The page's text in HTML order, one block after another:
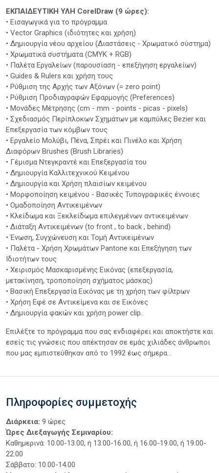
ΕΚΠΑΙΔΕΥΤΙΚΗ ΥΛΗ CorelDraw (9 ώρες):
• Εισαγωγικά για το πρόγραμμα
• Vector Graphics (ιδιότητες και χρήση)
• Δημιουργία νέου αρχείου (Διαστάσεις - Χρωματικό σύστημα)
• Χρωματικά συστήματα (CMYK + RGB)
• Παλέτα Εργαλείων (παρουσίαση - επεξήγηση εργαλείων)
• Guides & Rulers και χρήση τους
• Ρύθμιση της Αρχής των Αξόνων (= zero point)
• Ρύθμιση Προδιαγραφών Εφαρμογής (Preferences)
• Μονάδες Μέτρησης (cm - mm - points - picas - pixels)
• Σχεδιασμός Περίπλοκων Σχημάτων με καμπύλες Bezier και
Επεξεργασία των κόμβων τους
• Εργαλείο Μολύβι, Πένα, Σπρέι και Πινέλο και Χρήση
Διαφόρων Brushes (Brush Libraries)
• Γέμισμα Ντεγκραντέ και Επεξεργασία του
• Δημιουργία Καλλιτεχνικού Κειμένου
• Δημιουργία και Χρήση πλαισίων κειμένου
• Μορφοποίηση κειμένου - Βασικές Τυπογραφικές έννοιες
• Ομαδοποίηση Αντικειμένων
• Κλείδωμα και Ξεκλείδωμα επιλεγμένων αντικειμένων
• Διάταξη Αντικειμένων (to front , to back , behind)
• Ένωση, Συγχώνευση και Τομή Αντικειμένων
• Παλέτα - Χρήση Χρωμάτων Pantone και Επεξήγηση των
Ιδιοτήτων τους
• Xειρισμός Μασκαρισμένης Εικόνας (επεξεργασία,
μετακίνηση, τροποποίηση σχήματος μάσκας)
• Βασική Επεξεργασία Εικόνας με τη χρήση των φίλτρων
• Χρήση Εφέ σε Αντικείμενα και σε Εικόνες
• Δημιουργία φακών και χρήση power clip.
Επιλέξτε το πρόγραμμα που σας ενδιαφέρει και αποκτήστε και
εσείς τις γνώσεις που απέκτησαν σε εμάς χιλιάδες άνθρωποι
που μας εμπιστεύθηκαν από το 1992 έως σήμερα...
Πληροφορίες συμμετοχής
Διάρκεια: 9 ώρες
Ώρες Διεξαγωγής Σεμιναρίου:
Καθημερινά: 10.00-13.00, ή 13.00-16.00, ή 16.00-19.00, ή 19.00-
22.00
Σάββατο: 10.00-14.00